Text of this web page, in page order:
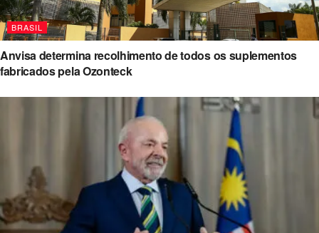
BRASIL
Anvisa determina recolhimento de todos os suplementos
fabricados pela Ozonteck